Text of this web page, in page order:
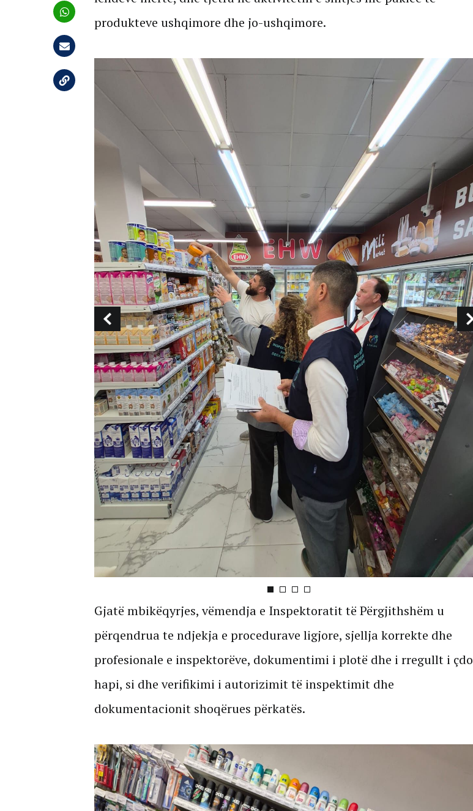
produkteve ushqimore dhe jo-ushqimore.
Gjatë mbikëqyrjes, vëmendja e Inspektoratit të Përgjithshëm u
përqendrua te ndjekja e procedurave ligjore, sjellja korrekte dhe
profesionale e inspektorëve, dokumentimi i plotë dhe i rregullt i çdo
hapi, si dhe verifikimi i autorizimit të inspektimit dhe
dokumentacionit shoqërues përkatës.